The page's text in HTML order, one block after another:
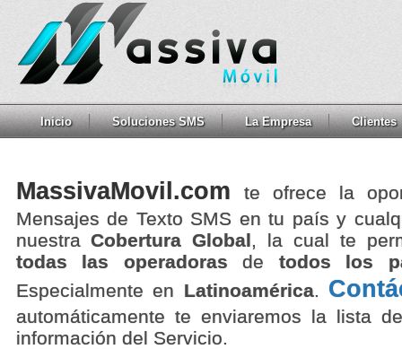
Inicio Soluciones SMS La Empresa Clientes
MassivaMovil.com
te ofrece la
Mensajes de Texto SMS en tu país y
nuestraCobertura Global, la cual te
todas las operadoras de todos los
Especialmente en Latinoamérica.
automáticamente te enviaremos la lista
información del Servicio.